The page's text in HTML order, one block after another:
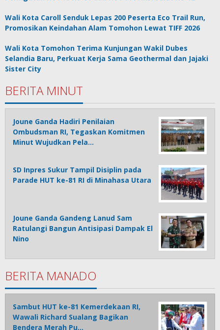
Wali Kota Caroll Senduk Lepas 200 Peserta Eco Trail Run,
Promosikan Keindahan Alam Tomohon Lewat TIFF 2026
Wali Kota Tomohon Terima Kunjungan Wakil Dubes
Selandia Baru, Perkuat Kerja Sama Geothermal dan Jajaki
Sister City
BERITA MINUT
Joune Ganda Hadiri Penilaian
Ombudsman RI, Tegaskan Komitmen
Minut Wujudkan Pela…
SD Inpres Sukur Tampil Disiplin pada
Parade HUT ke-81 RI di Minahasa Utara
Joune Ganda Gandeng Lanud Sam
Ratulangi Bangun Antisipasi Dampak El
Nino
BERITA MANADO
Sambut HUT ke-81 Kemerdekaan RI,
Wawali Richard Sualang Bagikan
Bendera Merah Pu…